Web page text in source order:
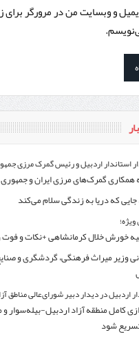
و وبسایت من در مرورگر برای
استاندار اردبیل و رئیس گمرک مرزی
گمرک‌های مرزی ایران و
جایی که دریا به زندگی سلام می‌کند
خورش خلال کرمانشاهی +نکات و
وزیر میراث فرهنگی، گردشگری و
اردبیل در دیدار دبیر شورای‌عالی مناطق
کامل منطقه آزاد اردبیل-بیله‌سوار
شود